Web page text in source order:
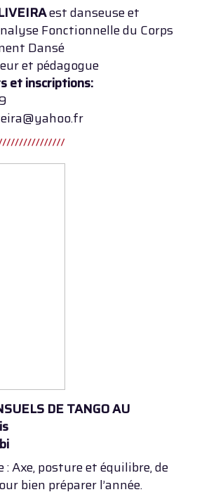
est danseuse et
Fonctionnelle du Corps
Dansé
et pédagogue
et inscriptions:
DE TANGO AU
Axe, posture et équilibre, de
bien préparer l’année.